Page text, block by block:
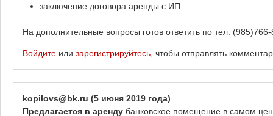
заключение договора аренды с ИП.
На дополнительные вопросы готов ответить по тел.
Войдите или зарегистрируйтесь , чтобы отправлять
kopilovs@bk.ru (5 июня 2019 года)
Предлагается в аренду банковское помещение в самом